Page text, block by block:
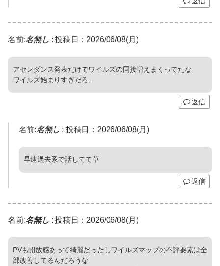
名前:名無し : 投稿日：2026/06/08(月)
アセンダンス発表だけでワイルズの同接増えまくってたな
ワイルズ始まりすぎだろ…
返信
名前:名無し : 投稿日：2026/06/08(月)
早速過去系で話してて草
返信
名前:名無し : 投稿日：2026/06/08(月)
PVも開放感あって綺麗だったしワイルズマップの不評要素は全
部改善してるんだろうな